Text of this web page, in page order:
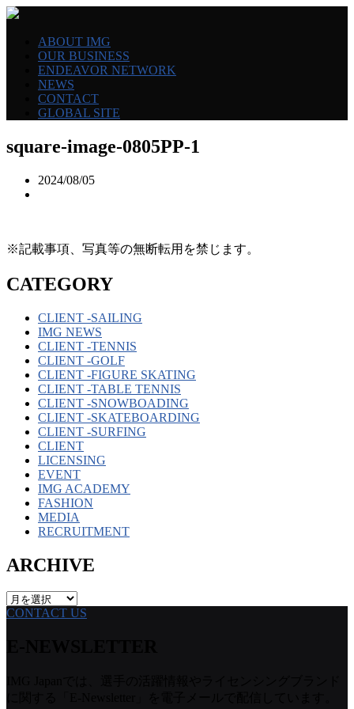
ABOUT IMG
OUR BUSINESS
ENDEAVOR NETWORK
NEWS
CONTACT
GLOBAL SITE
square-image-0805PP-1
2024/08/05
※記載事項、写真等の無断転用を禁じます。
CATEGORY
CLIENT -SAILING
IMG NEWS
CLIENT -TENNIS
CLIENT -GOLF
CLIENT -FIGURE SKATING
CLIENT -TABLE TENNIS
CLIENT -SNOWBOADING
CLIENT -SKATEBOARDING
CLIENT -SURFING
CLIENT
LICENSING
EVENT
IMG ACADEMY
FASHION
MEDIA
RECRUITMENT
ARCHIVE
ARCHIVE
CONTACT US